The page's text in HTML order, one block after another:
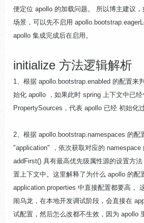
便定位 apollo 的加载问题。 所以博主建议
场景，可以先不启用
apollo 集成完成后在启用。
initialize 方法逻辑解析
1、根据 apollo.bootstrap.enabled 的配置来
始化 apollo ，如果此时 spring 上下文中已
PropertySources，代表 apollo 已经 初始化
2、根据 apollo.bootstrap.namespaces 的配
"application" ，依次获取对应的 namespace
addFirst() 具有最高优先级属性源的设置方
置上下文中。这里解释了为什么 apollo 的配
application.properties 中直接配置都要高，
闹乌龙，在本地开发调试阶段，会直接在
试配置，然后怎么改都不生效，因为 apollo